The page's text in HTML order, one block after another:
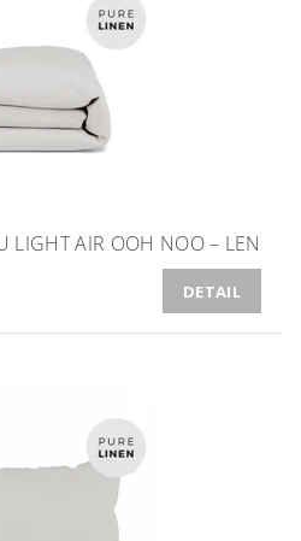
LIGHT AIR OOH NOO – LEN
DETAIL